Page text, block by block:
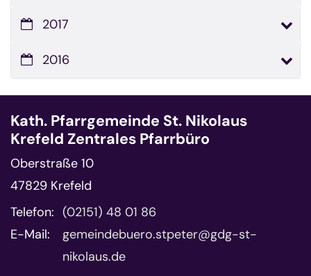
2017
2016
Kath. Pfarrgemeinde St. Nikolaus
Krefeld Zentrales Pfarrbüro
Oberstraße 10
47829 Krefeld
Telefon: (02151) 48 01 86
E-Mail:
gemeindebuero.stpeter@gdg-st-
nikolaus.de